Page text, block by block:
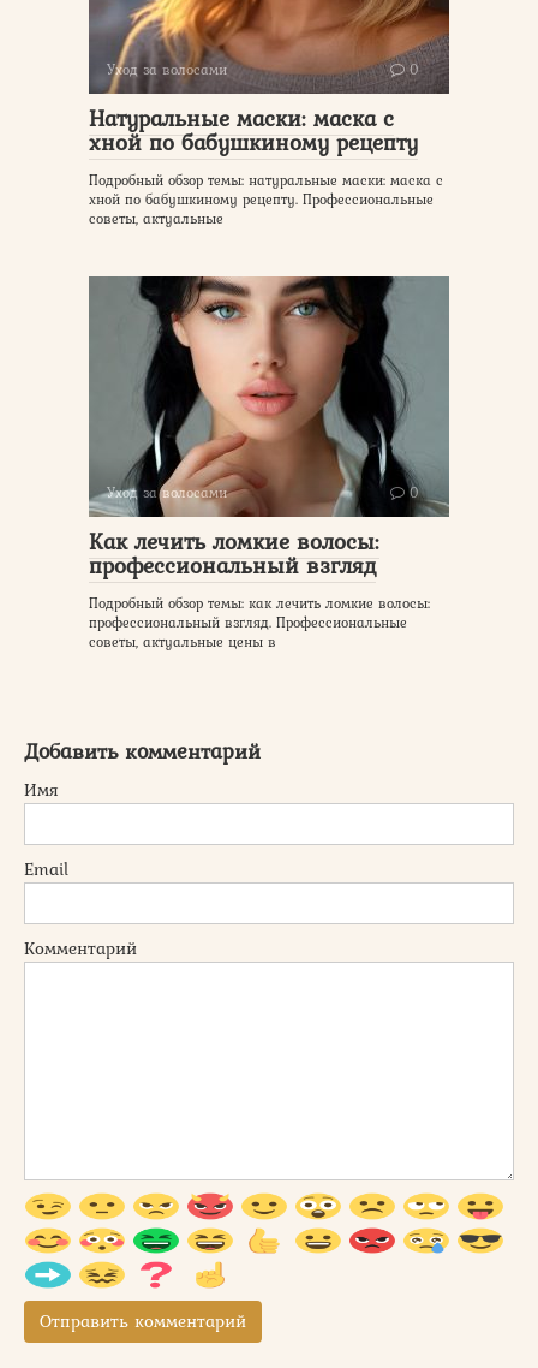
Уход за волосами 0
Натуральные маски: маска с
хной по бабушкиному рецепту
Подробный обзор темы: натуральные маски: маска с
хной по бабушкиному рецепту. Профессиональные
советы, актуальные
Уход за волосами 0
Как лечить ломкие волосы:
профессиональный взгляд
Подробный обзор темы: как лечить ломкие волосы:
профессиональный взгляд. Профессиональные
советы, актуальные цены в
Добавить комментарий
Имя
Email
Комментарий